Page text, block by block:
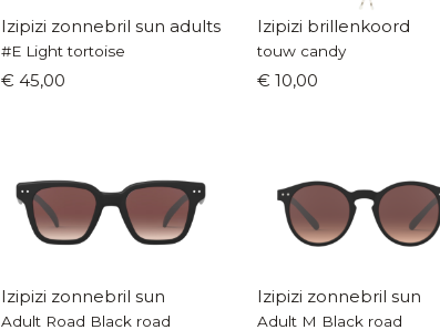
Izipizi zonnebril sun adults
#E Light tortoise
€ 45,00
Izipizi brillenkoord
touw candy
€ 10,00
Izipizi zonnebril sun
Adult Road Black road
Izipizi zonnebril sun
Adult M Black road